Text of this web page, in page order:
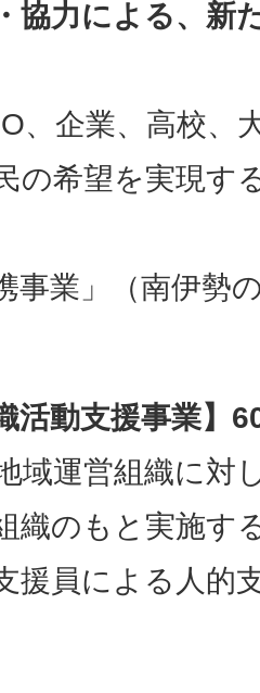
協力による、新
、企業、高校、
の希望を実現す
事業」（南伊勢
活動支援事業】
域運営組織に対
織のもと実施す
援員による人的